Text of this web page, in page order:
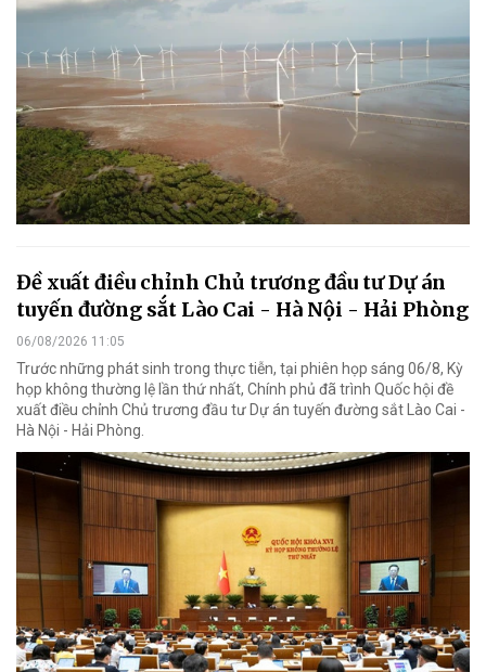
Đề xuất điều chỉnh Chủ trương đầu tư Dự án
tuyến đường sắt Lào Cai - Hà Nội - Hải Phòng
06/08/2026 11:05
Trước những phát sinh trong thực tiễn, tại phiên họp sáng 06/8, Kỳ
họp không thường lệ lần thứ nhất, Chính phủ đã trình Quốc hội đề
xuất điều chỉnh Chủ trương đầu tư Dự án tuyến đường sắt Lào Cai -
Hà Nội - Hải Phòng.